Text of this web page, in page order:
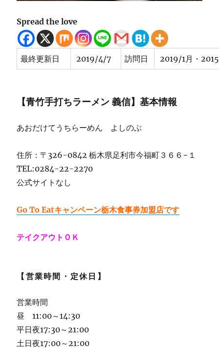
Spread the love
最終更新日 2019/4/7 訪問日 2019/1月・
【青竹手打ちラーメン 義信】基本情報
あおだけてうちらーめん よしのぶ
住所：〒326-0842 栃木県足利市今福町３６６−１
TEL:0284-22-2270
公式サイトなし
Go To Eatキャンペーン栃木食事券加盟店です
テイクアウトＯＫ
【営業時間・定休日】
営業時間
昼 11:00～14:30
平日夜17:30～21:00
土日夜17:00～21:00